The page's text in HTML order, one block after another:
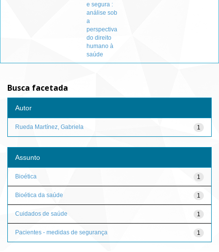
e segura :
análise sob
a
perspectiva
do direito
humano à
saúde
Busca facetada
Autor
1
Rueda Martínez, Gabriela
Assunto
1
Bioética
1
Bioética da saúde
1
Cuidados de saúde
1
Pacientes - medidas de segurança